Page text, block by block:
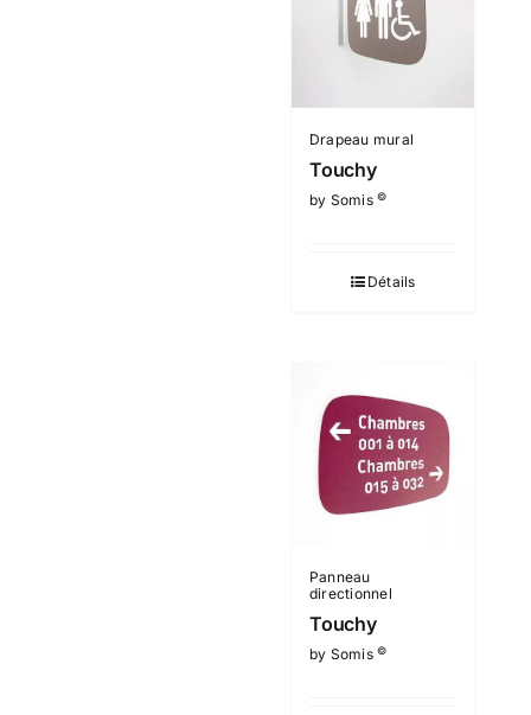
Drapeau mural
Touchy
by Somis©
Détails
Panneau
directionnel
Touchy
by Somis©